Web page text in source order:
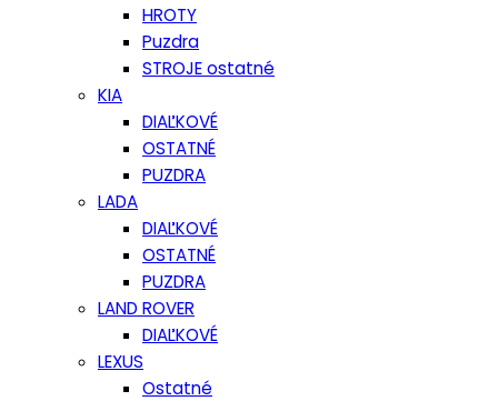
HROTY
Puzdra
STROJE ostatné
KIA
DIAĽKOVÉ
OSTATNÉ
PUZDRA
LADA
DIAĽKOVÉ
OSTATNÉ
PUZDRA
LAND ROVER
DIAĽKOVÉ
LEXUS
Ostatné